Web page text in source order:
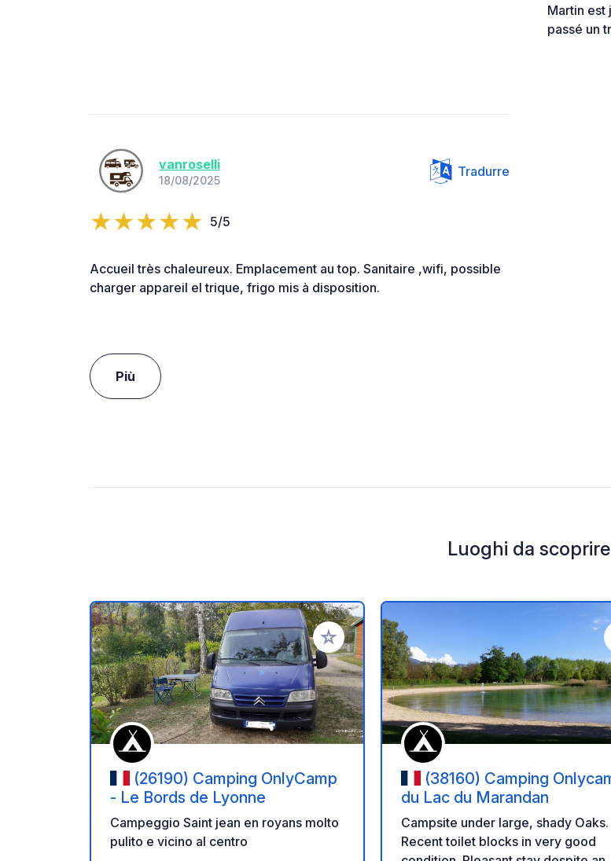
Martin est
passé un
vanroselli
18/08/2025
Tradurre
5/5
Accueil très chaleureux. Emplacement au top. Sanitaire ,wifi, possible
charger appareil el trique, frigo mis à disposition.
Più
Luoghi da scoprire
Aggiungi ai tuoi preferiti
(26190) Camping OnlyCamp
- Le Bords de Lyonne
Campeggio Saint jean en royans molto
pulito e vicino al centro
(38160) Camping
du Lac du Marandan
Campsite under large, shady Oaks.
Recent toilet blocks in very good